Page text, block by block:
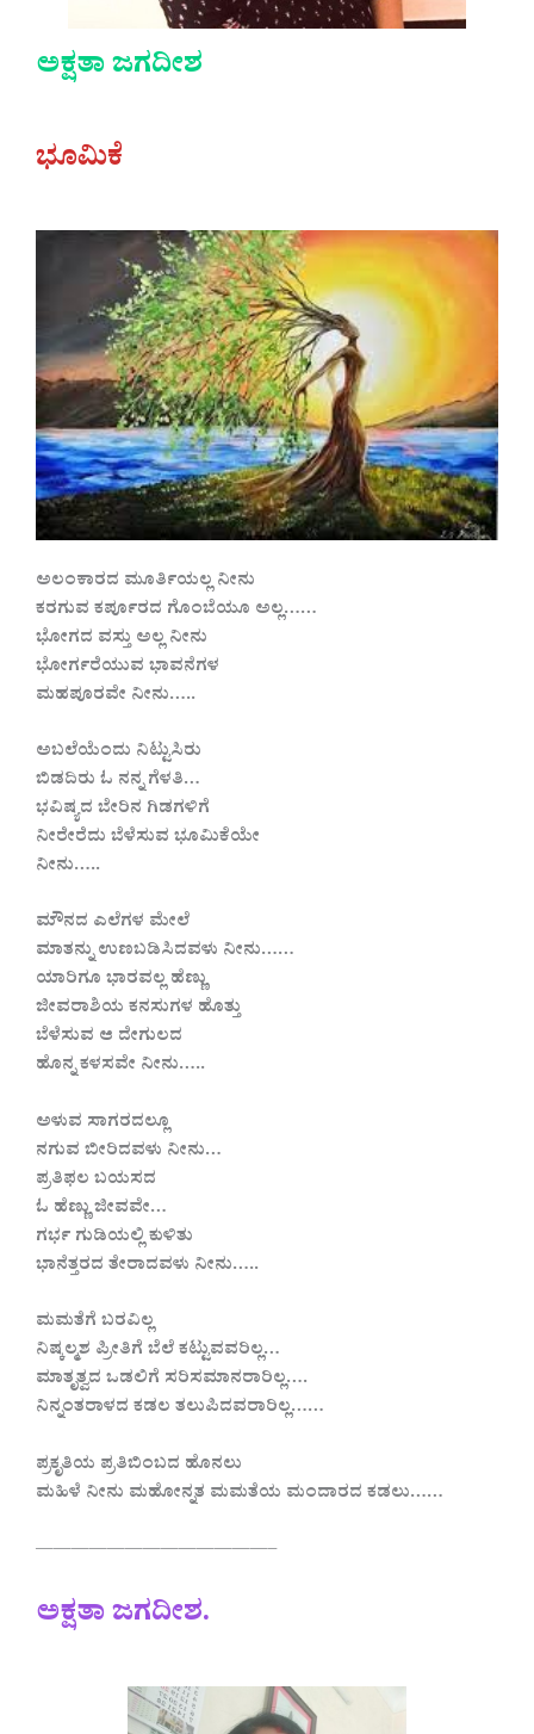
ಅಕ್ಷತಾ ಜಗದೀಶ
ಭೂಮಿಕೆ
ಅಲಂಕಾರದ ಮೂರ್ತಿಯಲ್ಲ ನೀನು
ಕರಗುವ ಕರ್ಪೂರದ ಗೊಂಬೆಯೂ ಅಲ್ಲ……
ಭೋಗದ ವಸ್ತು ಅಲ್ಲ ನೀನು
ಭೋರ್ಗರೆಯುವ ಭಾವನೆಗಳ
ಮಹಪೂರವೇ ನೀನು…..
ಅಬಲೆಯೆಂದು ನಿಟ್ಟುಸಿರು
ಬಿಡದಿರು ಓ ನನ್ನ ಗೆಳತಿ…
ಭವಿಷ್ಯದ ಬೇರಿನ ಗಿಡಗಳಿಗೆ
ನೀರೇರೆದು ಬೆಳೆಸುವ ಭೂಮಿಕೆಯೇ
ನೀನು…..
ಮೌನದ ಎಲೆಗಳ ಮೇಲೆ
ಮಾತನ್ನು ಉಣಬಡಿಸಿದವಳು ನೀನು……
ಯಾರಿಗೂ ಭಾರವಲ್ಲ ಹೆಣ್ಣು
ಜೀವರಾಶಿಯ ಕನಸುಗಳ ಹೊತ್ತು
ಬೆಳೆಸುವ ಆ ದೇಗುಲದ
ಹೊನ್ನ ಕಳಸವೇ ನೀನು…..
ಅಳುವ ಸಾಗರದಲ್ಲೂ
ನಗುವ ಬೀರಿದವಳು ನೀನು…
ಪ್ರತಿಫಲ ಬಯಸದ
ಓ ಹೆಣ್ಣು ಜೀವವೇ…
ಗರ್ಭ ಗುಡಿಯಲ್ಲಿ ಕುಳಿತು
ಭಾನೆತ್ತರದ ತೇರಾದವಳು ನೀನು…..
ಮಮತೆಗೆ ಬರವಿಲ್ಲ
ನಿಷ್ಕಲ್ಮಶ ಪ್ರೀತಿಗೆ ಬೆಲೆ ಕಟ್ಟುವವರಿಲ್ಲ…
ಮಾತೃತ್ವದ ಒಡಲಿಗೆ ಸರಿಸಮಾನರಾರಿಲ್ಲ….
ನಿನ್ನಂತರಾಳದ ಕಡಲ ತಲುಪಿದವರಾರಿಲ್ಲ……
ಪ್ರಕೃತಿಯ ಪ್ರತಿಬಿಂಬದ ಹೊನಲು
ಮಹಿಳೆ ನೀನು ಮಹೋನ್ನತ ಮಮತೆಯ ಮಂದಾರದ ಕಡಲು……
—————————————–
ಅಕ್ಷತಾ ಜಗದೀಶ.